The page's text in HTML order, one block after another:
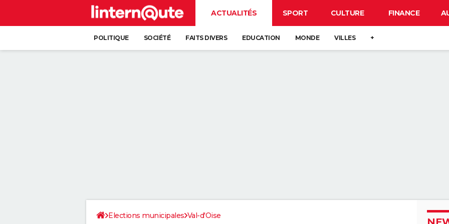
ACTUALITÉS SPORT CULTURE FINANCE
POLITIQUE SOCIÉTÉ FAITS DIVERS EDUCATION MONDE VILLES +
Elections municipales Val-d'Oise